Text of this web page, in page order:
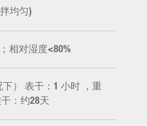
均匀)
相对湿度<80%
下） 表干：1 小时 ，重
：约28天